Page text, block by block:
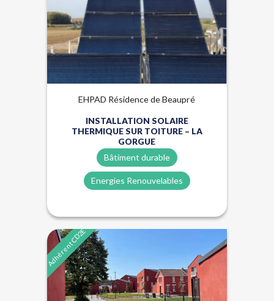
EHPAD Résidence de Beaupré
INSTALLATION SOLAIRE
THERMIQUE SUR TOITURE – LA
GORGUE
Bâtiment durable
Energies Renouvelables
Énergies renouvelables
Lauréat Trophées Rev3
Adhérent CD2E